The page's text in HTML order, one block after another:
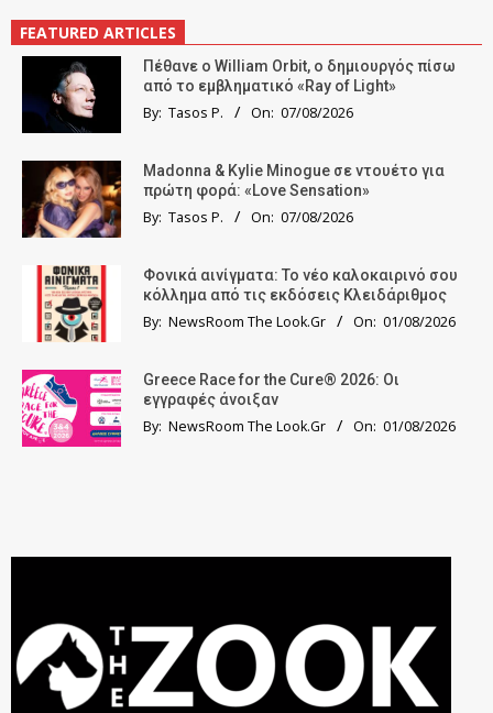
FEATURED ARTICLES
Πέθανε ο William Orbit, ο δημιουργός πίσω
από το εμβληματικό «Ray of Light»
By: Tasos P. On: 07/08/2026
Madonna & Kylie Minogue σε ντουέτο για
πρώτη φορά: «Love Sensation»
By: Tasos P. On: 07/08/2026
Φονικά αινίγματα: Το νέο καλοκαιρινό σου
κόλλημα από τις εκδόσεις Κλειδάριθμος
By: NewsRoom The Look.Gr On: 01/08/2026
Greece Race for the Cure® 2026: Οι
εγγραφές άνοιξαν
By: NewsRoom The Look.Gr On: 01/08/2026